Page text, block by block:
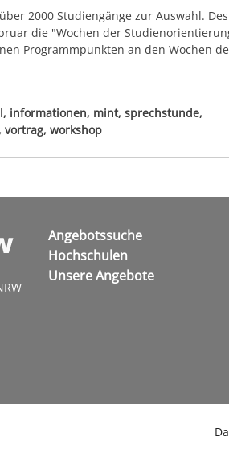
2000 Studiengänge zur Auswahl.
die "Wochen der
Programmpunkten an den Wochen
informationen, mint, sprechstunde,
workshop
Angebotssuche
Hochschulen
Unsere Angebote